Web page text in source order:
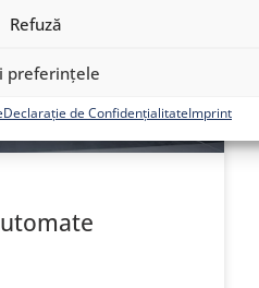
Refuză
preferințele
Declarație de ConfidențialitateImprint